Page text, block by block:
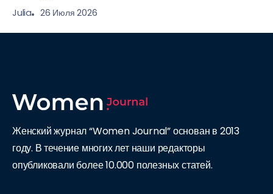
Julia 26 Июля 2026
Женский журнал “Women Journal” основан в 2013
году. В течение многих лет наши редакторы
опубликовали более 10.000 полезных статей.